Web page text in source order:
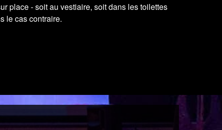
place - soit au vestiaire, soit dans les toilettes
le cas contraire.